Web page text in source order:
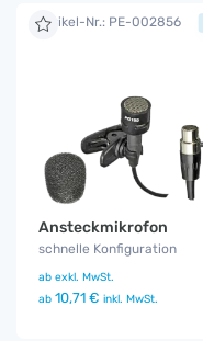
Artikel-Nr.: PE-002856
Ansteckmikrofon
schnelle Konfiguration
ab exkl. MwSt.
ab 10,71 € inkl. MwSt.